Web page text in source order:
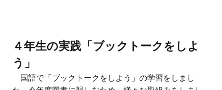
４年生の実践「ブックトークをしよ
う」
国語で「ブックトークをしよう」の学習をしまし